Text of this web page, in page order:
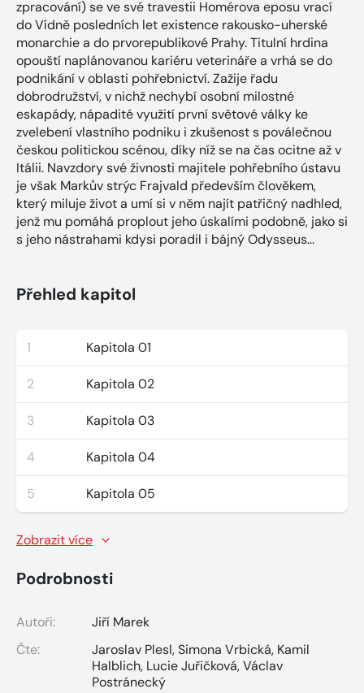
zpracování) se ve své travestii Homérova eposu vrací
do Vídně posledních let existence rakousko-uherské
monarchie a do prvorepublikové Prahy. Titulní hrdina
opouští naplánovanou kariéru veterináře a vrhá se do
podnikání v oblasti pohřebnictví. Zažije řadu
dobrodružství, v nichž nechybí osobní milostné
eskapády, nápadité využití první světové války ke
zvelebení vlastního podniku i zkušenost s poválečnou
českou politickou scénou, díky níž se na čas ocitne až v
Itálii. Navzdory své živnosti majitele pohřebního ústavu
je však Markův strýc Frajvald především člověkem,
který miluje život a umí si v něm najít patřičný nadhled,
jenž mu pomáhá proplout jeho úskalími podobně, jako si
s jeho nástrahami kdysi poradil i bájný Odysseus...
Přehled kapitol
1 Kapitola 01
2 Kapitola 02
3 Kapitola 03
4 Kapitola 04
5 Kapitola 05
Zobrazit více
Podrobnosti
Autoři:
Jiří Marek
Čte:
Jaroslav Plesl,Simona Vrbická, Kamil
Halblich, Lucie Juřičková,Václav
Postránecký